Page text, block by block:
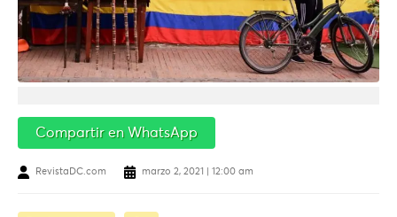
Compartir en WhatsApp
RevistaDC.com marzo 2, 2021 | 12:00 am